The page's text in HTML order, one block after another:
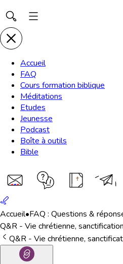
Accueil
FAQ
Cours formation biblique
Méditations
Etudes
Jeunesse
Podcast
Boîte à outils
Bible
Accueil•FAQ : Questions &
Q&R - Vie chrétienne, sanctification
Q&R - Vie chrétienne,